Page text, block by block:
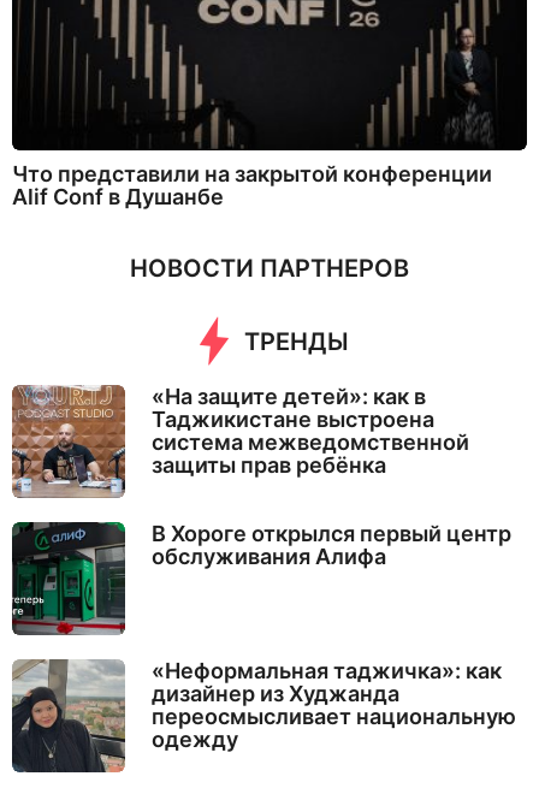
Что представили на закрытой конференции
Alif Conf в Душанбе
НОВОСТИ ПАРТНЕРОВ
ТРЕНДЫ
«На защите детей»: как в
Таджикистане выстроена
система межведомственной
защиты прав ребёнка
В Хороге открылся первый центр
обслуживания Алифа
«Неформальная таджичка»: как
дизайнер из Худжанда
переосмысливает национальную
одежду